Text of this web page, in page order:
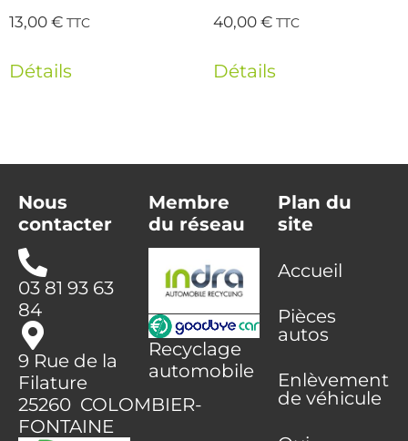
13,00€ TTC
Détails
40,00€ TTC
Détails
Nous
contacter
03 81 93 63
84
9 Rue de la
Filature
25260 COLOMBIER-
FONTAINE
Membre
du réseau
Recyclage
automobile
Plan du
site
Accueil
Pièces
autos
Enlèvement
de véhicule